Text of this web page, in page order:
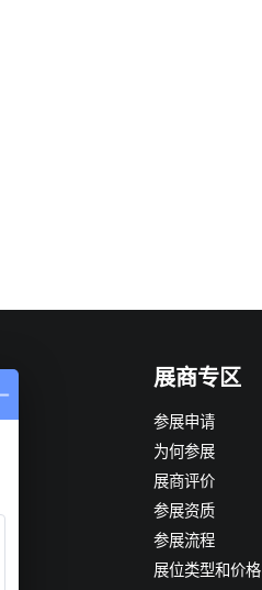
展商专区
参展申请
为何参展
展商评价
参展资质
参展流程
展位类型和价格